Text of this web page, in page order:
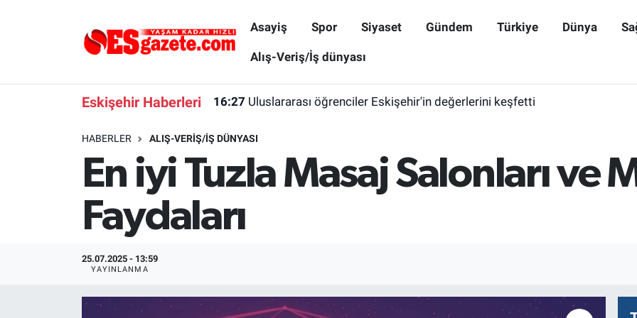
Asayiş Spor Siyaset Gündem Türkiye Dünya
Alış-Veriş/İş dünyası
Eskişehir Haberleri 16:27 Uluslararası öğrenciler Eskişehir'in değerlerini keşfetti
HABERLER ALIŞ-VERIŞ/İŞ DÜNYASI
En iyi Tuzla Masaj Salonları ve
Faydaları
25.07.2025 - 13:59
YAYINLANMA
Alış-Veriş/İş dünyası
Eskişehirspor Arşivi
Eskişehir Arşivi
Kültür Sanat
Eskişehir Nöbetçi Eczaneler
Süper Lig Puan Durumu ve Fikstür
Tüm Manşetler
Son Dakika Haberleri
Haber Arşivi